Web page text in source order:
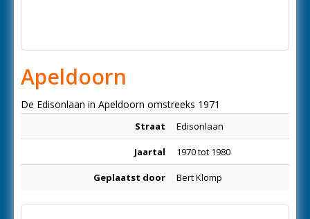
Apeldoorn
De Edisonlaan in Apeldoorn omstreeks 1971
Straat Edisonlaan
Jaartal 1970 tot 1980
Geplaatst door Bert Klomp